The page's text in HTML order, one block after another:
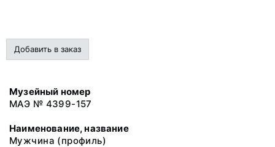
Добавить в заказ
Музейный номер
МАЭ № 4399-157
Наименование, название
Мужчина (профиль)